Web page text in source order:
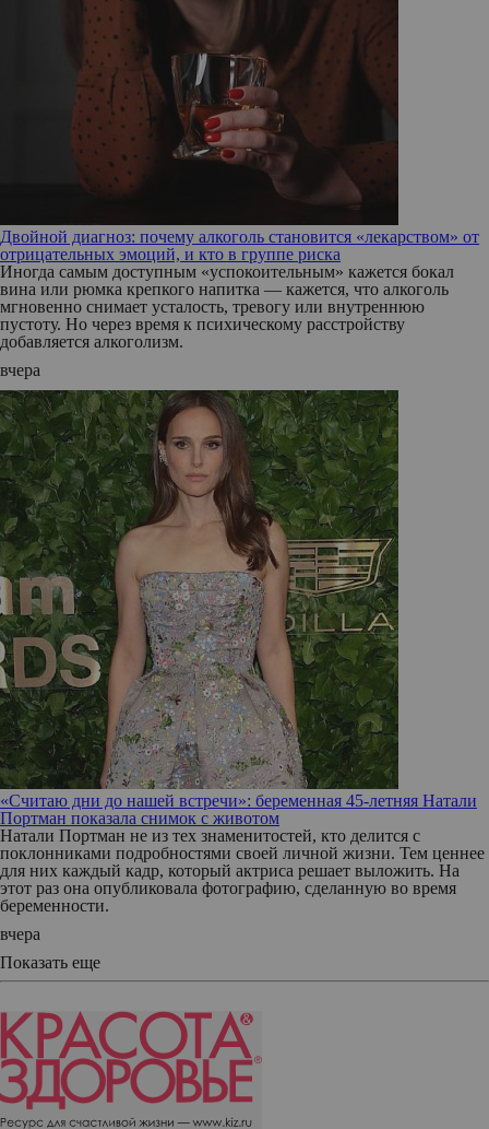
Двойной диагноз: почему алкоголь становится «лекарством» от
отрицательных эмоций, и кто в группе риска
Иногда самым доступным «успокоительным» кажется бокал
вина или рюмка крепкого напитка — кажется, что алкоголь
мгновенно снимает усталость, тревогу или внутреннюю
пустоту. Но через время к психическому расстройству
добавляется алкоголизм.
вчера
«Считаю дни до нашей встречи»: беременная 45-летняя Натали
Портман показала снимок с животом
Натали Портман не из тех знаменитостей, кто делится с
поклонниками подробностями своей личной жизни. Тем ценнее
для них каждый кадр, который актриса решает выложить. На
этот раз она опубликовала фотографию, сделанную во время
беременности.
вчера
Показать еще